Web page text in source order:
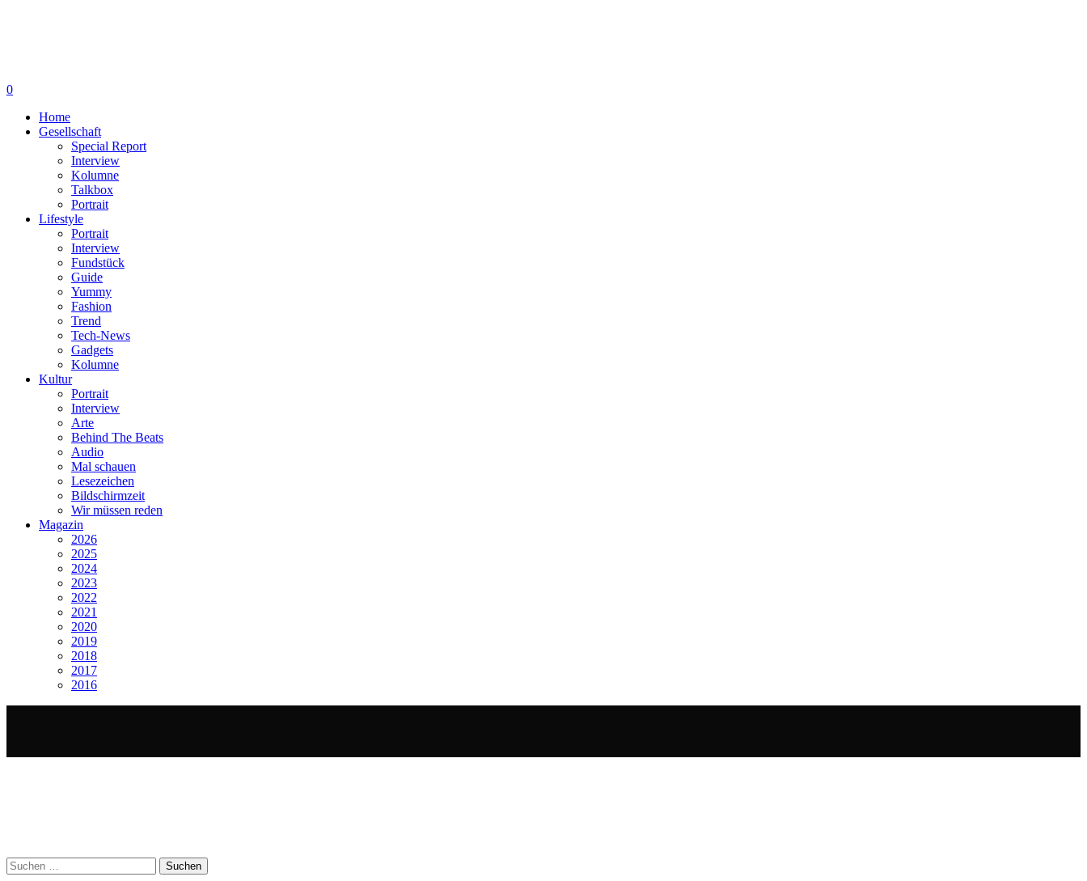
0
Home
Gesellschaft
Special Report
Interview
Kolumne
Talkbox
Portrait
Lifestyle
Portrait
Interview
Fundstück
Guide
Yummy
Fashion
Trend
Tech-News
Gadgets
Kolumne
Kultur
Portrait
Interview
Arte
Behind The Beats
Audio
Mal schauen
Lesezeichen
Bildschirmzeit
Wir müssen reden
Magazin
2026
2025
2024
2023
2022
2021
2020
2019
2018
2017
2016
Suchen
nach: